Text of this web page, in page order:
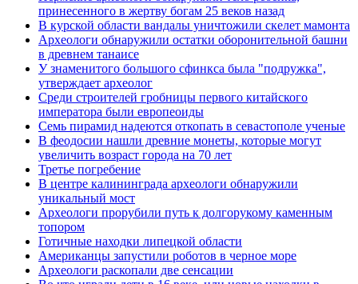
принесенного в жертву богам 25 веков назад
В курской области вандалы уничтожили скелет мамонта
Археологи обнаружили остатки оборонительной башни
в древнем танаисе
У знаменитого большого сфинкса была "подружка",
утверждает археолог
Среди строителей гробницы первого китайского
императора были европеоиды
Семь пирамид надеются откопать в севастополе ученые
В феодосии нашли древние монеты, которые могут
увеличить возраст города на 70 лет
Третье погребение
В центре калининграда археологи обнаружили
уникальный мост
Археологи прорубили путь к долгорукому каменным
топором
Готичные находки липецкой области
Американцы запустили роботов в черное море
Археологи раскопали две сенсации